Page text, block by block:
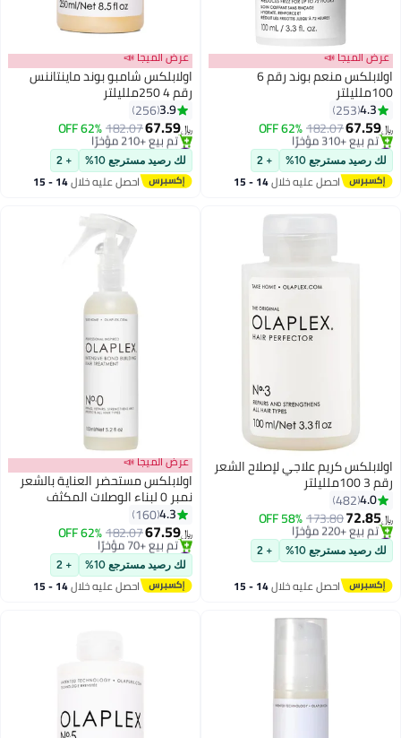
عرض الميجا 📣
اولابلكس منعم بوند رقم 6
100ملليلتر
4.3
253
﷼‏67.59
182.07
62% OFF
#8 في زيت وسيروم
أقل سعر في 7 يوم
تم بيع +310 مؤخرًا
#8 في زيت وسيروم
لك رصيد مسترجع 10% + 2
احصل عليه خلال 14 - 15
عرض الميجا 📣
اولابلكس شامبو بوند ماينتاننس
رقم 4 250ملليلتر
3.9
256
﷼‏67.59
182.07
62% OFF
#6 في منتجات الشامبو
أقل سعر في 30 يوم
تم بيع +210 مؤخرًا
#6 في منتجات الشامبو
لك رصيد مسترجع 10% + 2
احصل عليه خلال 14 - 15
اولابلكس كريم علاجي لإصلاح الشعر
رقم 3 100ملليلتر
4.0
482
﷼‏72.85
173.80
58% OFF
#25 في زيت وسيروم
بتخلّص بسرعة
تم بيع +220 مؤخرًا
#25 في زيت وسيروم
لك رصيد مسترجع 10% + 2
احصل عليه خلال 14 - 15
عرض الميجا 📣
اولابلكس مستحضر العناية بالشعر
نمبر 0 لبناء الوصلات المكثف
155ملليلتر4.3
160
﷼‏67.59
182.07
62% OFF
#13 في معالجات ليف إن
أقل سعر في 30 يوم
تم بيع +70 مؤخرًا
#13 في معالجات ليف إن
لك رصيد مسترجع 10% + 2
احصل عليه خلال 14 - 15